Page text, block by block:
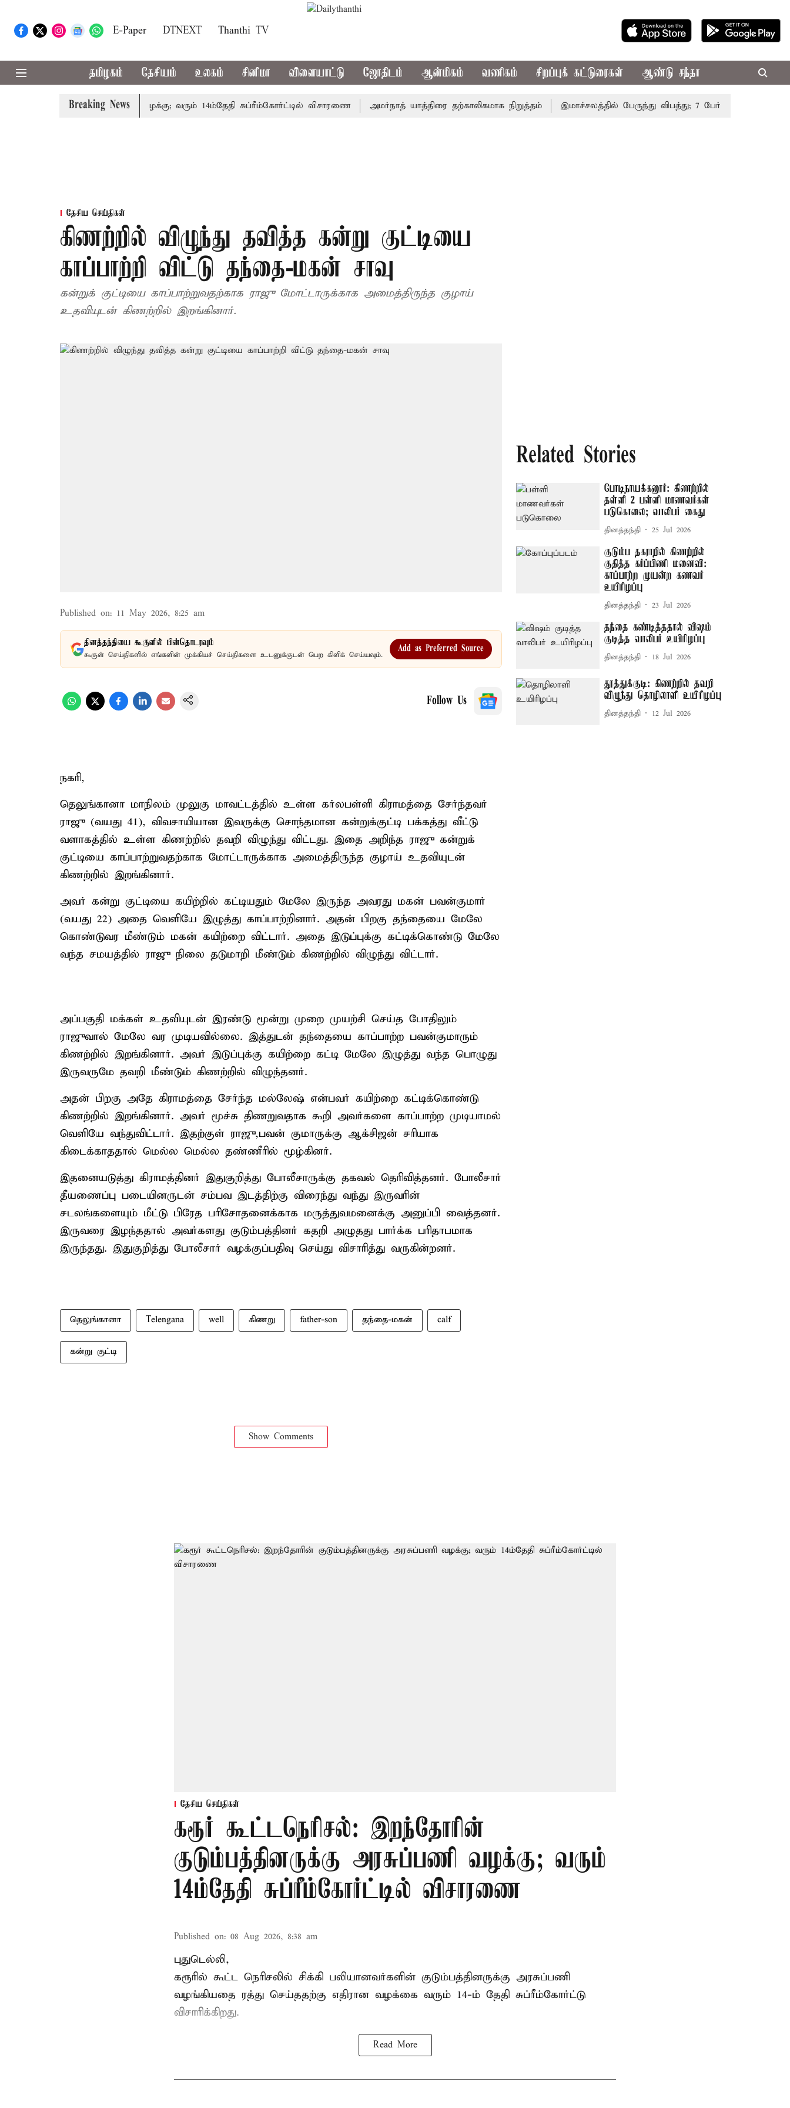
E-Paper DTNEXT Thanthi TV
தமிழகம் தேசியம் உலகம் சினிமா விளையாட்டு ஜோதிடம் ஆன்மிகம் வணிகம் சிறப்புக் கட்டுரைகள் ஆண்டு சந்தா
Breaking News
அரசுப்பணி வழக்கு; வரும் 14ம்தேதி சுப்ரீம்கோர்ட்டில் விசாரணை அமர்நாத் யாத்திரை தற்காலிகமாக நிறுத்தம் இமாச்சலத்தில் பேருந்து விபத்து; 7 பேர் பலி - பிரதமர்
தேசிய செய்திகள்
கிணற்றில் விழுந்து தவித்த கன்று குட்டியை
காப்பாற்றி விட்டு தந்தை-மகன் சாவு
கன்றுக் குட்டியை காப்பாற்றுவதற்காக ராஜு மோட்டாருக்காக அமைத்திருந்த குழாய்
உதவியுடன் கிணற்றில் இறங்கினார்.
Published on: 11 May 2026, 8:25 am
தினத்தந்தியை கூகுளில் பின்தொடரவும்
கூகுள் செய்திகளில் எங்களின் முக்கியச் செய்திகளை உடனுக்குடன் பெற கிளிக் செய்யவும்.
Add as Preferred Source
Follow Us
நகரி,
தெலுங்கானா மாநிலம் முலுகு மாவட்டத்தில் உள்ள கர்லபள்ளி கிராமத்தை சேர்ந்தவர்
ராஜு (வயது 41), விவசாயியான இவருக்கு சொந்தமான கன்றுக்குட்டி பக்கத்து வீட்டு
வளாகத்தில் உள்ள கிணற்றில் தவறி விழுந்து விட்டது. இதை அறிந்த ராஜு கன்றுக்
குட்டியை காப்பாற்றுவதற்காக மோட்டாருக்காக அமைத்திருந்த குழாய் உதவியுடன்
கிணற்றில் இறங்கினார்.
அவர் கன்று குட்டியை கயிற்றில் கட்டியதும் மேலே இருந்த அவரது மகன் பவன்குமார்
(வயது 22) அதை வெளியே இழுத்து காப்பாற்றினார். அதன் பிறகு தந்தையை மேலே
கொண்டுவர மீண்டும் மகன் கயிற்றை விட்டார். அதை இடுப்புக்கு கட்டிக்கொண்டு மேலே
வந்த சமயத்தில் ராஜு நிலை தடுமாறி மீண்டும் கிணற்றில் விழுந்து விட்டார்.
அப்பகுதி மக்கள் உதவியுடன் இரண்டு மூன்று முறை முயற்சி செய்த போதிலும்
ராஜுவால் மேலே வர முடியவில்லை. இத்துடன் தந்தையை காப்பாற்ற பவன்குமாரும்
கிணற்றில் இறங்கினார். அவர் இடுப்புக்கு கயிற்றை கட்டி மேலே இழுத்து வந்த பொழுது
இருவருமே தவறி மீண்டும் கிணற்றில் விழுந்தனர்.
அதன் பிறகு அதே கிராமத்தை சேர்ந்த மல்லேஷ் என்பவர் கயிற்றை கட்டிக்கொண்டு
கிணற்றில் இறங்கினார். அவர் மூச்சு திணறுவதாக கூறி அவர்களை காப்பாற்ற முடியாமல்
வெளியே வந்துவிட்டார். இதற்குள் ராஜு,பவன் குமாருக்கு ஆக்சிஜன் சரியாக
கிடைக்காததால் மெல்ல மெல்ல தண்ணீரில் மூழ்கினர்.
இதனையடுத்து கிராமத்தினர் இதுகுறித்து போலீசாருக்கு தகவல் தெரிவித்தனர். போலீசார்
தீயணைப்பு படையினருடன் சம்பவ இடத்திற்கு விரைந்து வந்து இருவரின்
சடலங்களையும் மீட்டு பிரேத பரிசோதனைக்காக மருத்துவமனைக்கு அனுப்பி வைத்தனர்.
இருவரை இழந்ததால் அவர்களது குடும்பத்தினர் கதறி அழுதது பார்க்க பரிதாபமாக
இருந்தது. இதுகுறித்து போலீசார் வழக்குப்பதிவு செய்து விசாரித்து வருகின்றனர்.
தெலுங்கானா Telengana well கிணறு father-son தந்தை-மகன் calf
கன்று குட்டி
Show Comments
Related Stories
போடிநாயக்கனூர்: கிணற்றில்
தள்ளி 2 பள்ளி மாணவர்கள்
படுகொலை; வாலிபர் கைது
தினத்தந்தி 25 Jul 2026
குடும்ப தகராறில் கிணற்றில்
குதித்த கர்ப்பிணி மனைவி:
காப்பாற்ற முயன்ற கணவர்
உயிரிழப்பு
தினத்தந்தி 23 Jul 2026
தந்தை கண்டித்ததால் விஷம்
குடித்த வாலிபர் உயிரிழப்பு
தினத்தந்தி 18 Jul 2026
தூத்துக்குடி: கிணற்றில் தவறி
விழுந்து தொழிலாளி உயிரிழப்பு
தினத்தந்தி 12 Jul 2026
தேசிய செய்திகள்
கரூர் கூட்டநெரிசல்: இறந்தோரின்
குடும்பத்தினருக்கு அரசுப்பணி வழக்கு; வரும்
14ம்தேதி சுப்ரீம்கோர்ட்டில் விசாரணை
Published on: 08 Aug 2026, 8:38 am
புதுடெல்லி,
கரூரில் கூட்ட நெரிசலில் சிக்கி பலியானவர்களின் குடும்பத்தினருக்கு அரசுப்பணி
வழங்கியதை ரத்து செய்ததற்கு எதிரான வழக்கை வரும் 14-ம் தேதி சுப்ரீம்கோர்ட்டு
விசாரிக்கிறது.
Read More